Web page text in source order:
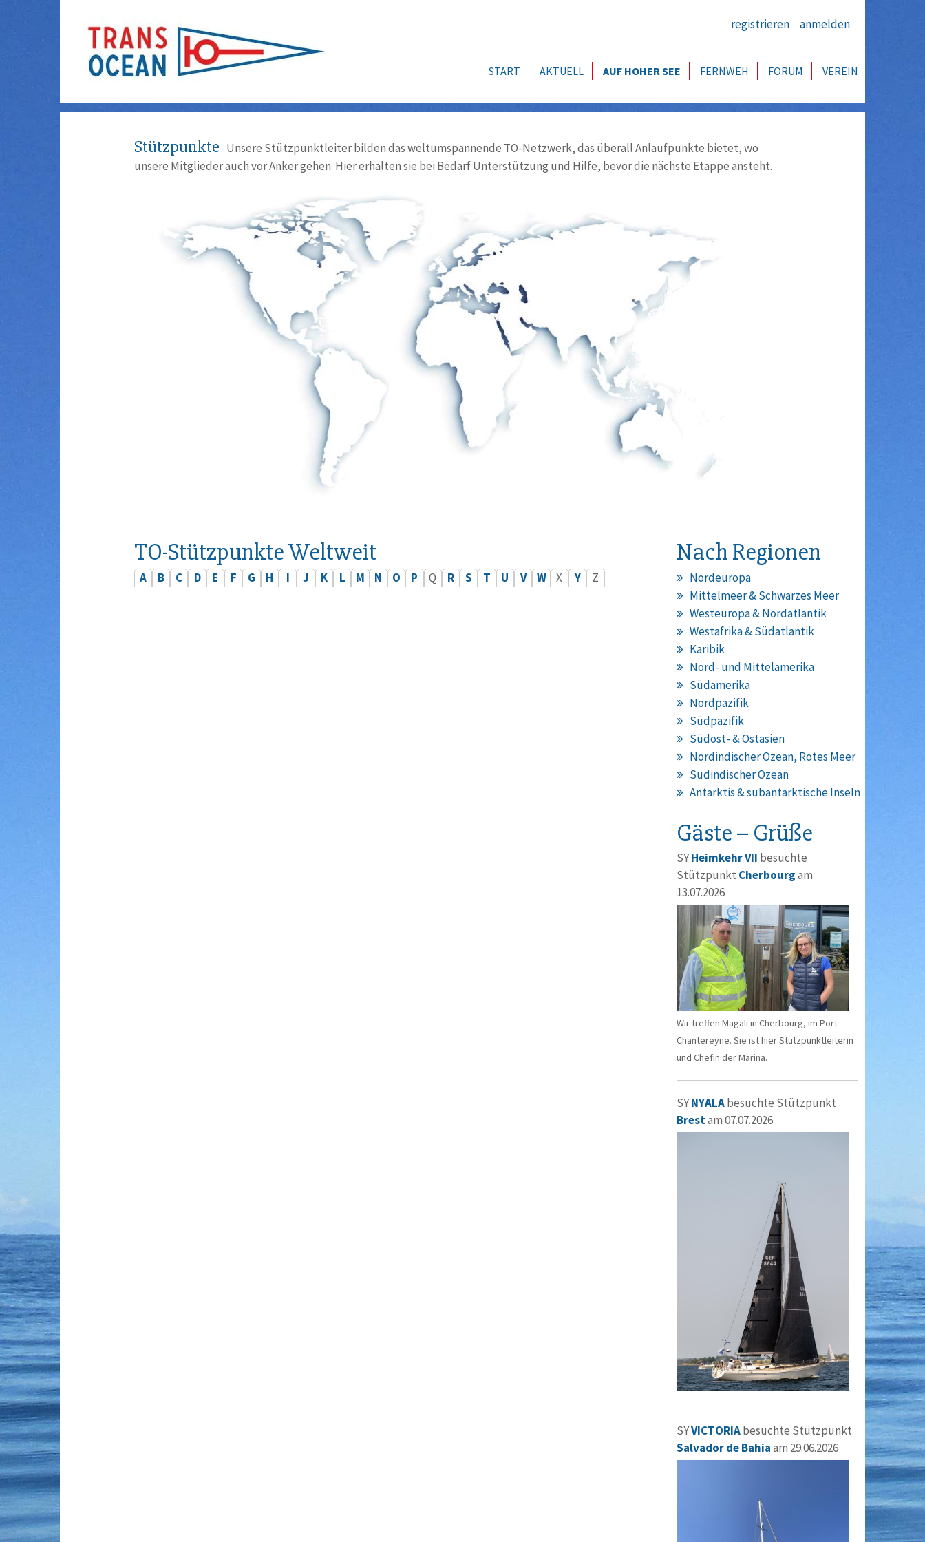
registrieren anmelden
START AKTUELL AUF HOHER SEE FERNWEH FORUM VEREIN
Stützpunkte Unsere Stützpunktleiter bilden das weltumspannende TO-Netzwerk, das überall Anlaufpunkte bietet, wo
unsere Mitglieder auch vor Anker gehen. Hier erhalten sie bei Bedarf Unterstützung und Hilfe, bevor die nächste Etappe ansteht.
TO-Stützpunkte Weltweit
A B C D E F G H I J K L M N O P Q R S T U V W X Y Z
Nach Regionen
Nordeuropa
Mittelmeer & Schwarzes Meer
Westeuropa & Nordatlantik
Westafrika & Südatlantik
Karibik
Nord- und Mittelamerika
Südamerika
Nordpazifik
Südpazifik
Südost- & Ostasien
Nordindischer Ozean, Rotes Meer
Südindischer Ozean
Antarktis & subantarktische Inseln
Gäste – Grüße
SYHeimkehr VII besuchte
Stützpunkt Cherbourgam
13.07.2026
Wir treffen Magali in Cherbourg, im Port
Chantereyne. Sie ist hier Stützpunktleiterin
und Chefin der Marina.
SYNYALAbesuchte Stützpunkt
Brestam 07.07.2026
SYVICTORIAbesuchte Stützpunkt
Salvador de Bahiaam 29.06.2026